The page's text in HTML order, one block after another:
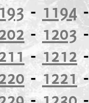
- 1194
-1203
-1212
-1221